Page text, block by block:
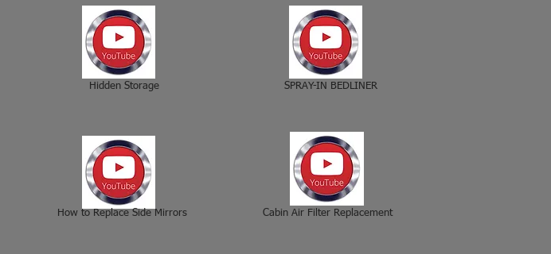
Hidden Storage
How to Replace Side Mirrors
SPRAY-IN BEDLINER
Cabin Air Filter Replacement